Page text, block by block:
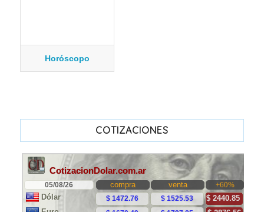
Horóscopo
COTIZACIONES